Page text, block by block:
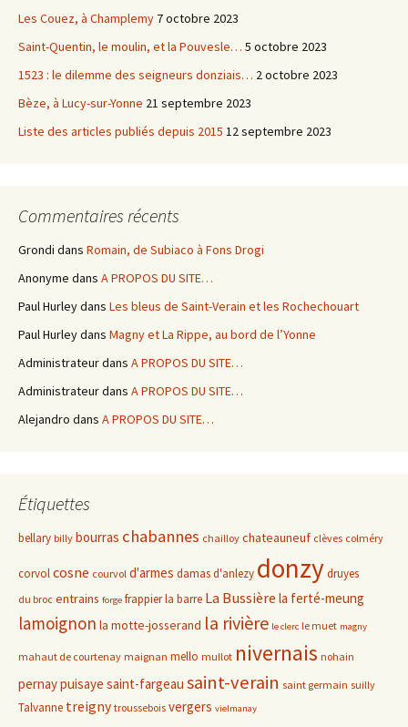
Les Couez, à Champlemy 7 octobre 2023
Saint-Quentin, le moulin, et la Pouvesle… 5 octobre 2023
1523 : le dilemme des seigneurs donziais… 2 octobre 2023
Bèze, à Lucy-sur-Yonne 21 septembre 2023
Liste des articles publiés depuis 2015 12 septembre 2023
Commentaires récents
Grondi dans Romain, de Subiaco à Fons Drogi
Anonyme dans A PROPOS DU SITE…
Paul Hurleydans Les bleus de Saint-Verain et les Rochechouart
Paul Hurleydans Magny et La Rippe, au bord de l’Yonne
Administrateurdans A PROPOS DU SITE…
Administrateurdans A PROPOS DU SITE…
Alejandro dans A PROPOS DU SITE…
Étiquettes
bellary billy bourras chabannes chailloy chateauneuf clèves colméry
corvolcosne courvol d'armes damas d'anlezy donzydruyes
du broc entrains forge frappierla barre La Bussière la ferté-meung
lamoignon la motte-josserand la rivière le clerc le muet magny
mahaut de courtenay maignan mello mullot nivernais nohain
pernaypuisaye saint-fargeau saint-verain saint germain suilly
Talvanne treigny troussebois vergers vielmanay